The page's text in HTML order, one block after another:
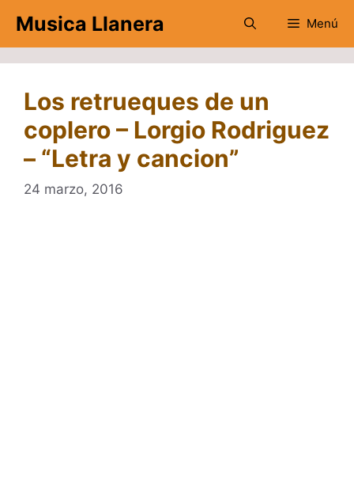
contenido
Musica Llanera Menú
Los retrueques de un
coplero – Lorgio Rodriguez
– “Letra y cancion”
24 marzo, 2016